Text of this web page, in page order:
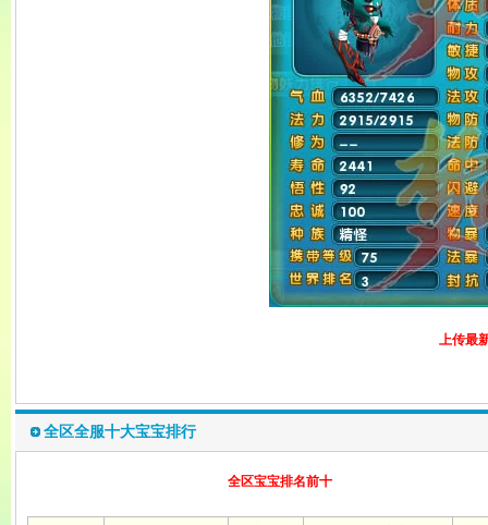
上传最
全区全服十大宝宝排行
全区宝宝排名前十